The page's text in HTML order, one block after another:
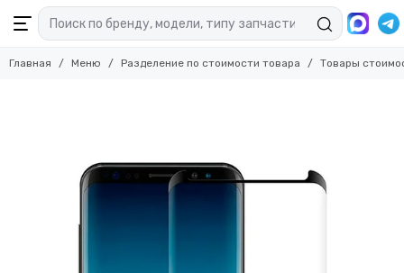
Главная Меню Разделение по стоимости товара Товары